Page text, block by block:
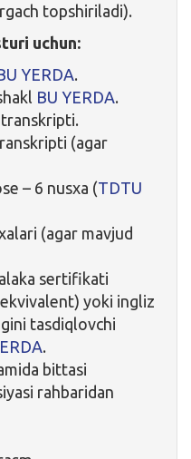
topshiriladi).
uchun:
YERDA.
BU YERDA.
(agar
– 6 nusxa (TDTU
(agar mavjud
sertifikati
yoki ingliz
tasdiqlovchi
.
bittasi
rahbaridan